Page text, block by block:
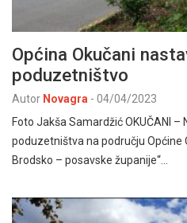
Općina Okučani
poduzetništvo
Autor Novagra - 04/04/2023
Foto Jakša Samardžić OKUČANI
poduzetništva na području Općine
Brodsko – posavske županije“…